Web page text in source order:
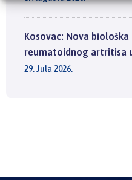
Kosovac: Nova
reumatoidnog artritisa
29. Jula 2026.